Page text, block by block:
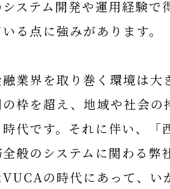
システム開発や運用経験で
る点に強みがあります。
融業界を取り巻く環境は
の枠を超え、地域や社会
時代です。それに伴い、「
全般のシステムに関わる弊
VUCAの時代にあって、い